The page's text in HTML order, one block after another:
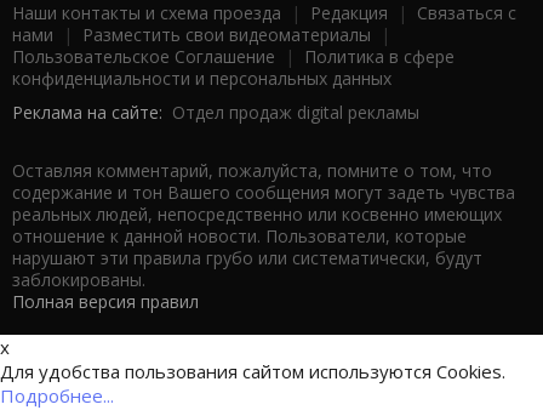
Наши контакты и схема проезда | Редакция | Связаться с
нами | Разместить свои видеоматериалы |
Пользовательское Соглашение |
Политика в сфере
конфиденциальности и персональных данных
Реклама на сайте: Отдел продаж digital рекламы
Оставляя комментарий, пожалуйста, помните о том, что
содержание и тон Вашего сообщения могут задеть чувства
реальных людей, непосредственно или косвенно имеющих
отношение к данной новости. Пользователи, которые
нарушают эти правила грубо или систематически, будут
заблокированы.
Полная версия правил
x
Для удобства пользования сайтом используются Cookies.
Подробнее...